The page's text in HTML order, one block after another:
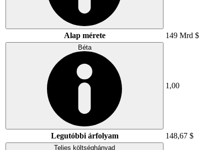
Alap mérete 149 Mrd $
Béta
1,00
Legutóbbi árfolyam 148,67 $
Teljes költséghányad